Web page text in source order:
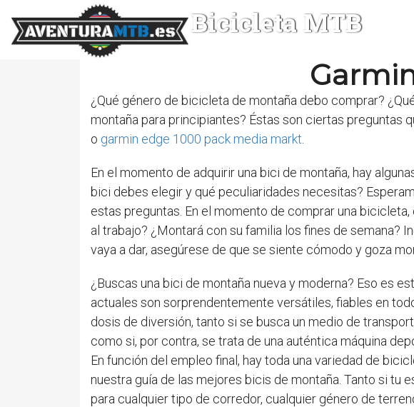
Bicicleta MTB
¿Qué género de bicicleta de montaña debo comprar?
montaña para principiantes? Éstas son ciertas
o garmin edge 1000 pack media markt
En el momento de adquirir una bici de montaña, hay
bici debes elegir y qué peculiaridades necesitas?
estas preguntas. En el momento de comprar una
al trabajo? ¿Montará con su familia los fines de semana?
vaya a dar, asegúrese de que se siente cómodo y goza
¿Buscas una bici de montaña nueva y moderna? Eso es
actuales son sorprendentemente versátiles, fiables en
dosis de diversión, tanto si se busca un medio de
como si, por contra, se trata de una auténtica máquina
En función del empleo final, hay toda una variedad de
nuestra guía de las mejores bicis de montaña. Tanto si tu
para cualquier tipo de corredor, cualquier género de